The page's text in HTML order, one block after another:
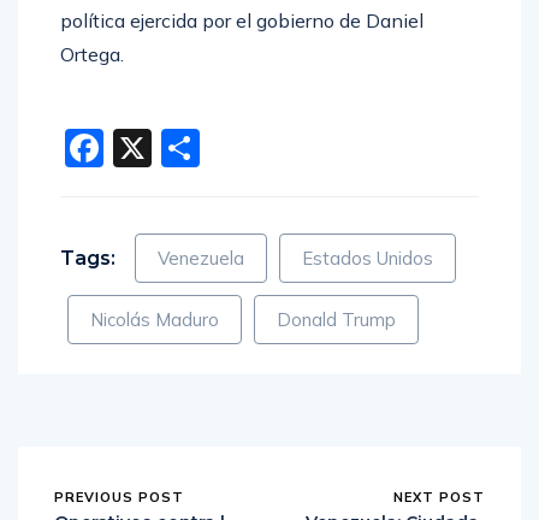
política ejercida por el gobierno de Daniel
Ortega.
Facebook
X
Tags: Venezuela Estados Unidos
Nicolás Maduro Donald Trump
PREVIOUS POST NEXT POST